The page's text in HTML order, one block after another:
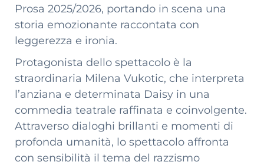
Prosa 2025/2026, portando in scena una
storia emozionante raccontata con
leggerezza e ironia.
Protagonista dello spettacolo è la
straordinaria Milena Vukotic, che interpreta
l’anziana e determinata Daisy in una
commedia teatrale raffinata e coinvolgente.
Attraverso dialoghi brillanti e momenti di
profonda umanità, lo spettacolo affronta
con sensibilità il tema del razzismo